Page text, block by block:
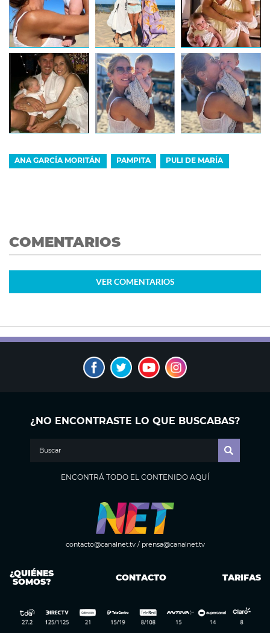
ANA GARCÍA MORITÁN PAMPITA PULI DE MARÍA
COMENTARIOS
VER COMENTARIOS
¿NO ENCONTRASTE LO QUE BUSCABAS?
ENCONTRÁ TODO EL CONTENIDO AQUÍ
contacto@canalnet.tv/ prensa@canalnet.tv
¿QUIÉNES
SOMOS? CONTACTO TARIFAS